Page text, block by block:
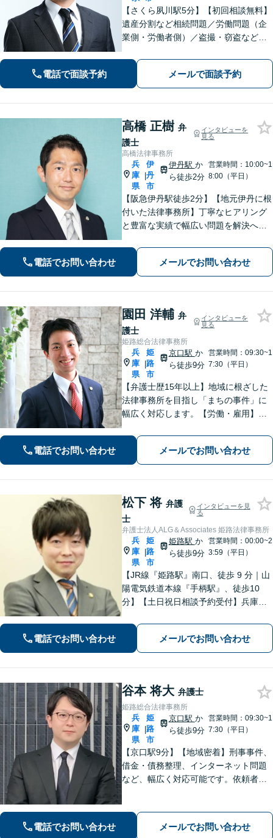
【さくら夙川駅5分】【初回相談無料】
遺産分割など相続問題／労働問題（企
業側・労働者側）／盗撮・窃盗など刑
お任せください。粘り強く的確な交渉
力と速やかな行動力を活かし、依頼者
さまに有利な解決を目指します
電話で面談予約 メールで面談予約
高橋 正樹 弁
護士
インタビューを
見る
高橋法律事務所
兵
庫
県
|
伊
丹
市
伊丹駅 か
ら徒歩2分
営業時間：10:00~1
8:00（平日）
【阪急伊丹駅徒歩2分】【地元伊丹に根
付いた法律事務所】丁寧なヒアリング
と豊富な実績で幅広い問題を解決へ導
請求／面会交流など【相続・遺言】相
続放棄／遺産分割調停など【電話・メ
ール相談初回無料】【休日夜間対応
可】
電話でお問い合わせ メールでお問い合わせ
園田 洋輔 弁
護士
インタビューを
見る
姫路総合法律事務所
兵
庫
県
|
姫
路
市
京口駅 か
ら徒歩9分
営業時間：09:30~1
7:30（平日）
【弁護士歴15年以上】地域に根ざした
法律事務所を目指し「まちの事件」に
幅広く対応します。【労働・雇用】残
せんか？正しい知識で正当な権利を主
張します。【相続・遺言】遺言書作成
のサポートはお任せください。
電話でお問い合わせ メールでお問い合わせ
松下 将 弁護
士
インタビューを見
る
弁護士法人ALG＆Associates 姫路法律事務所
兵
庫
県
|
姫
路
市
姫路駅 か
ら徒歩9分
営業時間：00:00~2
3:59（平日）
【JR線『姫路駅』南口、徒歩 9 分｜山
陽電気鉄道本線『手柄駅』、徒歩10
分】【土日祝日相談予約受付】兵庫県
と専門性を持つ弁護士が解決を目指し
電話でお問い合わせ メールでお問い合わせ
谷本 将大 弁護士
姫路総合法律事務所
兵
庫
県
|
姫
路
市
京口駅 か
ら徒歩9分
営業時間：09:30~1
7:30（平日）
【京口駅9分】【地域密着】刑事事件、
借金・債務整理、インターネット問題
など、幅広く対応可能です。依頼者さ
ます。また、問題となっている背景事
情にも気を配り、根本的な解決を目指
電話でお問い合わせ メールでお問い合わせ